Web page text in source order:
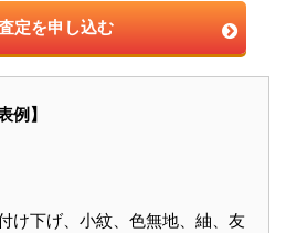
定を申し込む
例】
け下げ、小紋、色無地、紬、友